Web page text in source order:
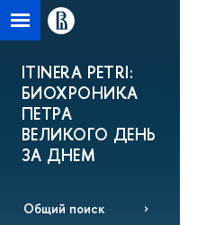
ITINERA PETRI:
БИОХРОНИКА
ПЕТРА
ВЕЛИКОГО ДЕНЬ
ЗА ДНЕМ
Общий поиск